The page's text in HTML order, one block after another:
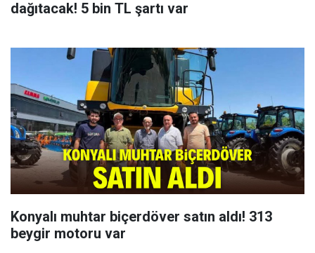
dağıtacak! 5 bin TL şartı var
Konyalı muhtar biçerdöver satın aldı! 313
beygir motoru var